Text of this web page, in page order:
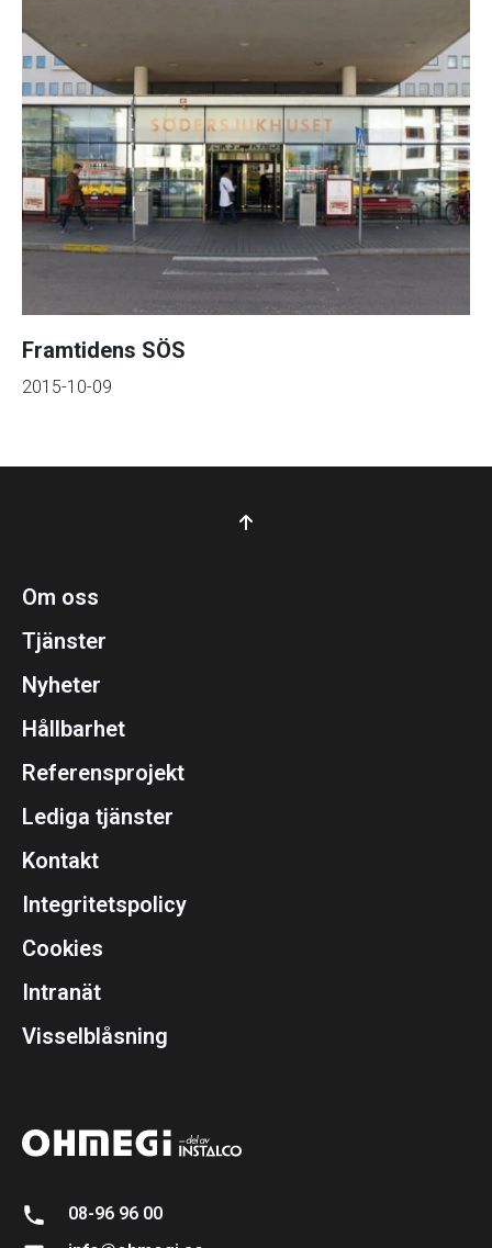
Framtidens SÖS
2015-10-09
08-96 96 00
Om oss
Tjänster
Nyheter
Hållbarhet
Referensprojekt
Lediga tjänster
Kontakt
Integritetspolicy
Cookies
Intranät
Visselblåsning